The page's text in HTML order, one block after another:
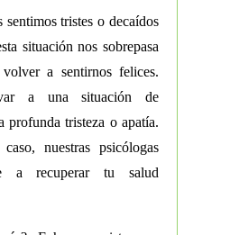
tristes o decaídos
situación nos sobrepasa
a sentirnos felices.
a una situación de
profunda tristeza o apatía.
nuestras psicólogas
a recuperar tu salud